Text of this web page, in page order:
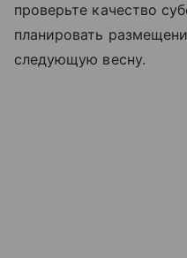
проверьте качество
планировать
следующую весну.